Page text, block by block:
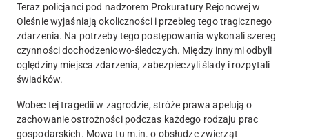
Teraz policjanci pod nadzorem Prokuratury Rejonowej w
Oleśnie wyjaśniają okoliczności i przebieg tego tragicznego
zdarzenia. Na potrzeby tego postępowania wykonali szereg
czynności dochodzeniowo-śledczych. Między innymi odbyli
oględziny miejsca zdarzenia, zabezpieczyli ślady i rozpytali
świadków.
Wobec tej tragedii w zagrodzie, stróże prawa apelują o
zachowanie ostrożności podczas każdego rodzaju prac
gospodarskich. Mowa tu m.in. o obsłudze zwierząt